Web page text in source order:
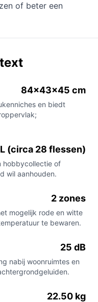
of beter een
84×43×45 cm
en biedt
(circa 28 flessen)
hobbycollectie of
wil aanhouden.
2 zones
mogelijk rode en witte
te bewaren.
25 dB
nabij woonruimtes en
22.50 kg